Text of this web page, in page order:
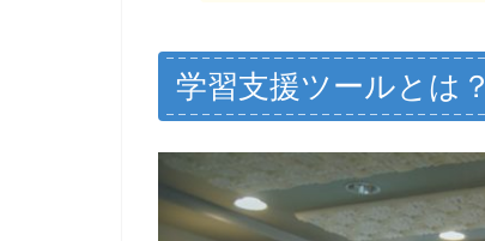
学習支援ツールとは？